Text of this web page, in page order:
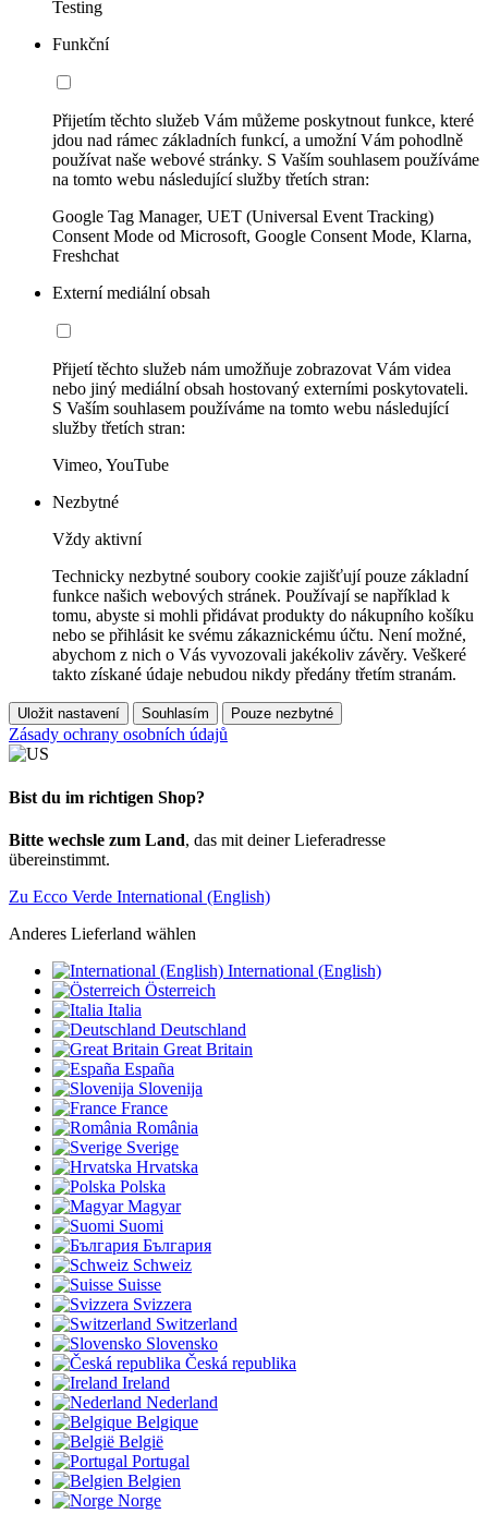
Testing
Funkční
Přijetím těchto služeb Vám můžeme poskytnout funkce, které
jdou nad rámec základních funkcí, a umožní Vám pohodlně
používat naše webové stránky. S Vaším souhlasem používáme
na tomto webu následující služby třetích stran:
Google Tag Manager, UET (Universal Event Tracking)
Consent Mode od Microsoft, Google Consent Mode, Klarna,
Freshchat
Externí mediální obsah
Přijetí těchto služeb nám umožňuje zobrazovat Vám videa
nebo jiný mediální obsah hostovaný externími poskytovateli.
S Vaším souhlasem používáme na tomto webu následující
služby třetích stran:
Vimeo, YouTube
Nezbytné
Vždy aktivní
Technicky nezbytné soubory cookie zajišťují pouze základní
funkce našich webových stránek. Používají se například k
tomu, abyste si mohli přidávat produkty do nákupního košíku
nebo se přihlásit ke svému zákaznickému účtu. Není možné,
abychom z nich o Vás vyvozovali jakékoliv závěry. Veškeré
takto získané údaje nebudou nikdy předány třetím stranám.
Uložit nastavení Souhlasím Pouze nezbytné
Zásady ochrany osobních údajů
Bist du im richtigen Shop?
Bitte wechsle zum Land, das mit deiner Lieferadresse
übereinstimmt.
Zu Ecco Verde International (English)
Anderes Lieferland wählen
International (English)
Österreich
Italia
Deutschland
Great Britain
España
Slovenija
France
România
Sverige
Hrvatska
Polska
Magyar
Suomi
България
Schweiz
Suisse
Svizzera
Switzerland
Slovensko
Česká republika
Ireland
Nederland
Belgique
België
Portugal
Belgien
Norge